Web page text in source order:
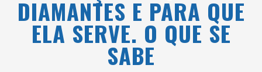
DIAMANTES E PARA QUE
ELA SERVE. O QUE SE
SABE